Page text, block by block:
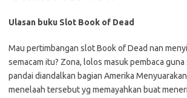
Ulasan buku Slot Book of Dead
Mau pertimbangan slot Book of Dead nan
semacam itu? Zona, lolos masuk pembaca
pandai diandalkan bagian Amerika
menelaah tersebut yg memayahkan buat